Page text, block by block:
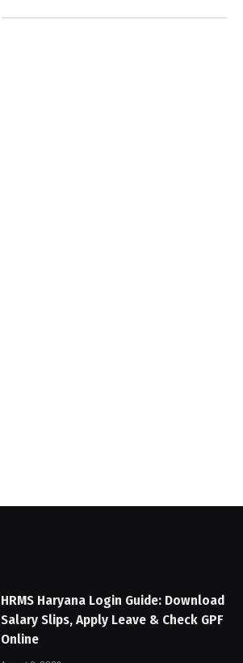
HRMS Haryana Login Guide: Download
Salary Slips, Apply Leave & Check GPF
Online